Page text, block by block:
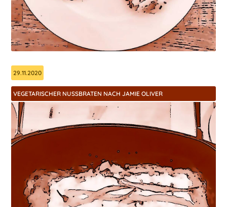
29.11.2020
VEGETARISCHER NUSSBRATEN NACH JAMIE OLIVER